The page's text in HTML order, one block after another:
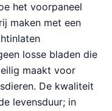
het voorpaneel
maken met een
losse bladen die
maakt voor
De kwaliteit
levensduur; in